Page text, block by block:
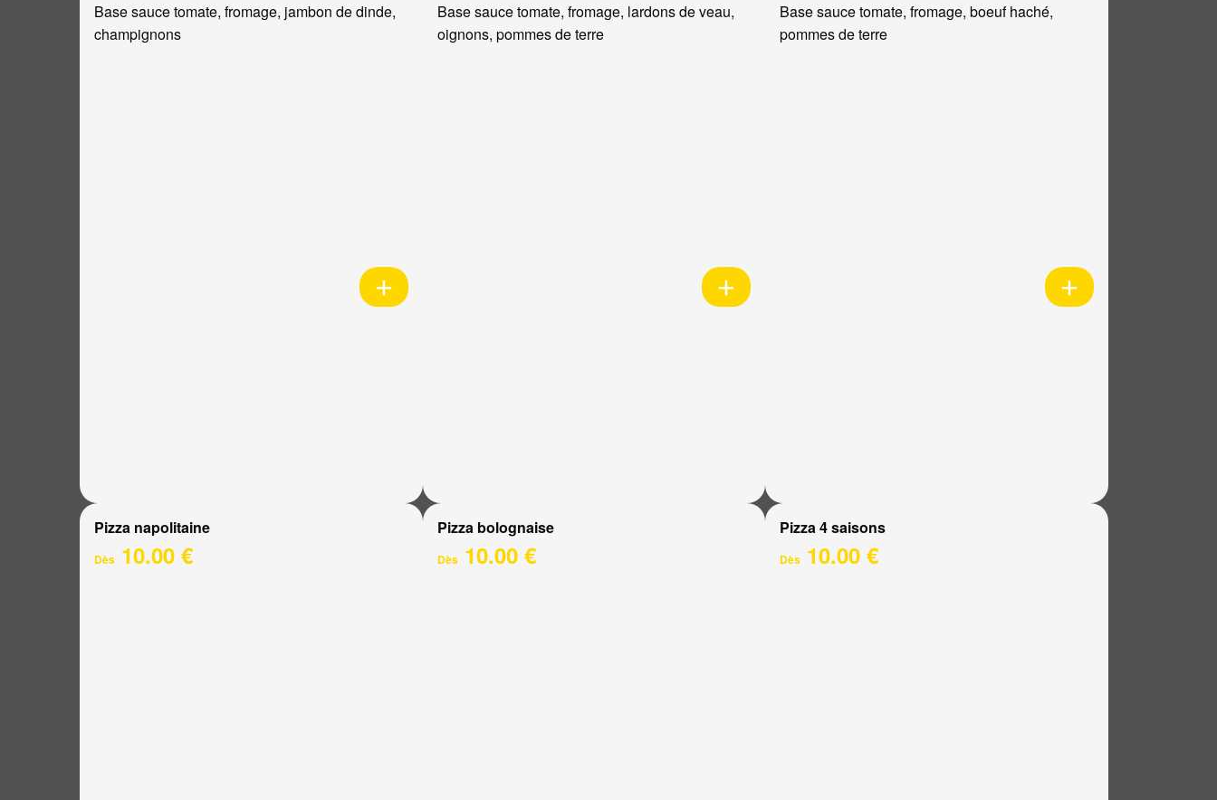
Base sauce tomate, fromage, jambon de dinde,
champignons
Base sauce tomate, fromage, lardons de veau,
oignons, pommes de terre
Base sauce tomate, fromage, boeuf haché,
pommes de terre
Pizza napolitaine
Dès 10.00 €
Pizza bolognaise
Dès10.00 €
Pizza 4 saisons
Dès 10.00 €